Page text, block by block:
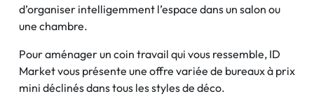
d’organiser intelligemment l’espace dans un salon ou
une chambre.
Pour aménager un coin travail qui vous ressemble, ID
Market vous présente une offre variée de bureaux à prix
mini déclinés dans tous les styles de déco.